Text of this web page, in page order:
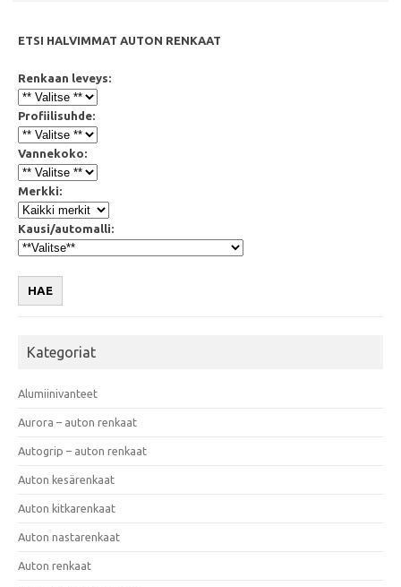
ETSI HALVIMMAT AUTON RENKAAT
Renkaan leveys:
Profiilisuhde:
Vannekoko:
Merkki:
Kausi/automalli:
HAE
Kategoriat
Alumiinivanteet
Aurora – auton renkaat
Autogrip – auton renkaat
Auton kesärenkaat
Auton kitkarenkaat
Auton nastarenkaat
Auton renkaat